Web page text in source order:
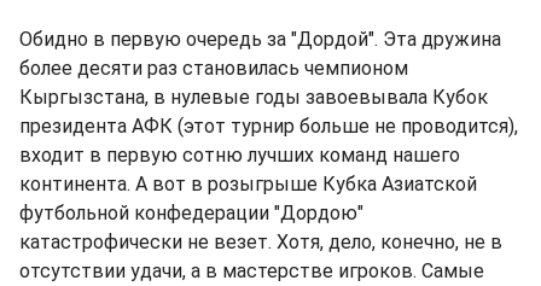
Обидно в первую очередь за "Дордой". Эта дружина
более десяти раз становилась чемпионом
Кыргызстана, в нулевые годы завоевывала Кубок
президента АФК (этот турнир больше не проводится),
входит в первую сотню лучших команд нашего
континента. А вот в розыгрыше Кубка Азиатской
футбольной конфедерации "Дордою"
катастрофически не везет. Хотя, дело, конечно, не в
отсутствии удачи, а в мастерстве игроков. Самые